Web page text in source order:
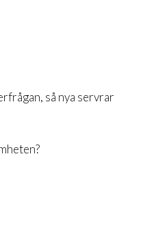
så nya servrar